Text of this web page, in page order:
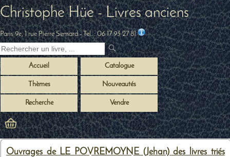
Christophe Hüe - Livres anciens
Paris 9e, 1 rue Pierre Semard- Tel. :06 17 93 27 81
Accueil Catalogue
Thèmes Nouveautés
Recherche Vendre
Ouvrages de LE POVREMOYNE (Jehan) des livres triés